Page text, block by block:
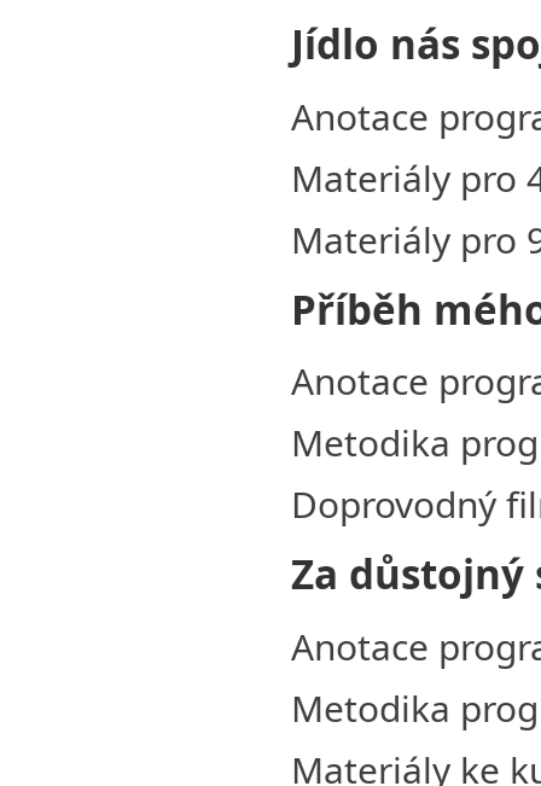
Jídlo nás
Anotace
Materiály pro
Materiály pro
Příběh
Anotace
Metodika
Doprovodný
Za
Anotace
Metodika
Materiály ke